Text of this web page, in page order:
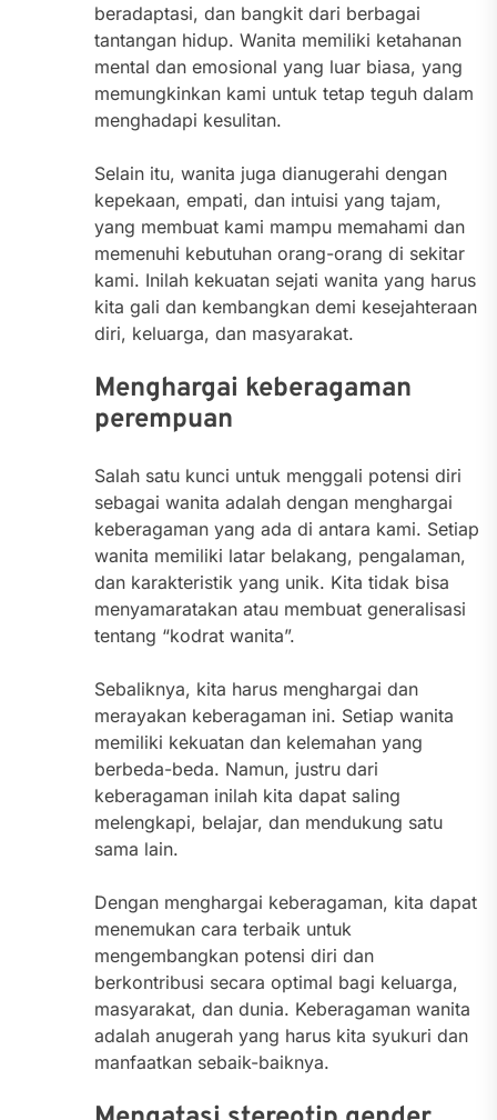
beradaptasi, dan bangkit dari berbagai
tantangan hidup. Wanita memiliki ketahanan
mental dan emosional yang luar biasa, yang
memungkinkan kami untuk tetap teguh dalam
menghadapi kesulitan.
Selain itu, wanita juga dianugerahi dengan
kepekaan, empati, dan intuisi yang tajam,
yang membuat kami mampu memahami dan
memenuhi kebutuhan orang-orang di sekitar
kami. Inilah kekuatan sejati wanita yang harus
kita gali dan kembangkan demi kesejahteraan
diri, keluarga, dan masyarakat.
Menghargai keberagaman
perempuan
Salah satu kunci untuk menggali potensi diri
sebagai wanita adalah dengan menghargai
keberagaman yang ada di antara kami. Setiap
wanita memiliki latar belakang, pengalaman,
dan karakteristik yang unik. Kita tidak bisa
menyamaratakan atau membuat generalisasi
tentang “kodrat wanita”.
Sebaliknya, kita harus menghargai dan
merayakan keberagaman ini. Setiap wanita
memiliki kekuatan dan kelemahan yang
berbeda-beda. Namun, justru dari
keberagaman inilah kita dapat saling
melengkapi, belajar, dan mendukung satu
sama lain.
Dengan menghargai keberagaman, kita dapat
menemukan cara terbaik untuk
mengembangkan potensi diri dan
berkontribusi secara optimal bagi keluarga,
masyarakat, dan dunia. Keberagaman wanita
adalah anugerah yang harus kita syukuri dan
manfaatkan sebaik-baiknya.